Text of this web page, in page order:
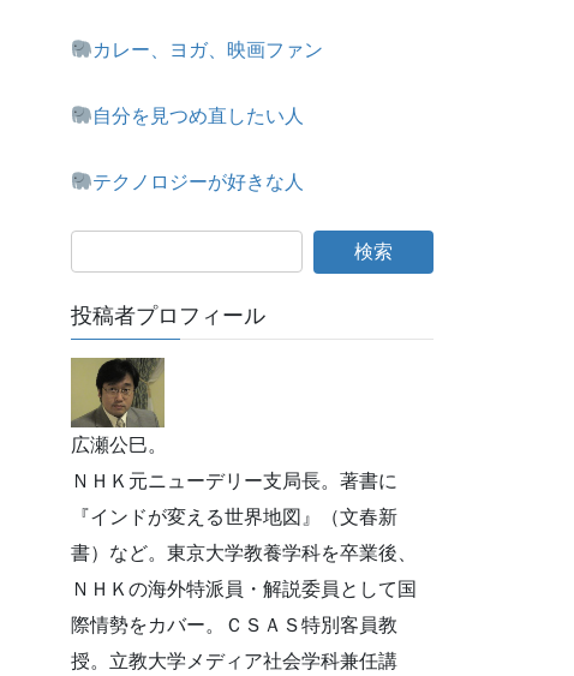
カレー、ヨガ、映画ファン
自分を見つめ直したい人
テクノロジーが好きな人
投稿者プロフィール
広瀬公巳。
ＮＨＫ元ニューデリー支局長。著書に
『インドが変える世界地図』（文春新
書）など。東京大学教養学科を卒業後、
ＮＨＫの海外特派員・解説委員として国
際情勢をカバー。ＣＳＡＳ特別客員教
授。立教大学メディア社会学科兼任講